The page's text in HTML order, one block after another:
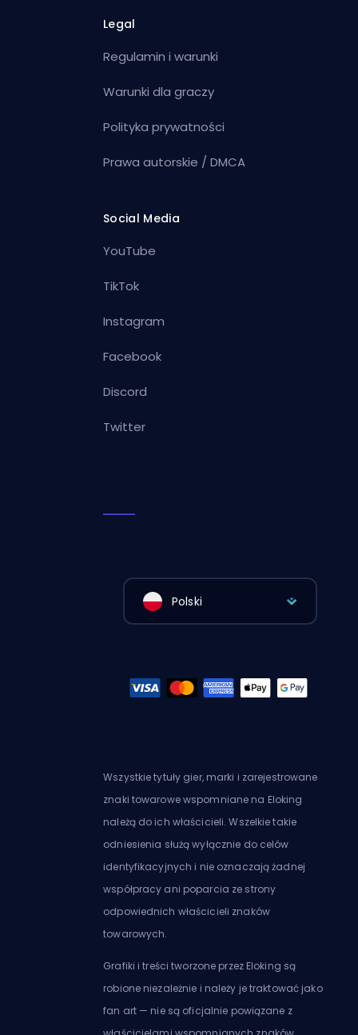
Legal
Regulamin i warunki
Warunki dla graczy
Polityka prywatności
Prawa autorskie / DMCA
Social Media
YouTube
TikTok
Instagram
Facebook
Discord
Twitter
Polski
Wszystkie tytuły gier, marki i zarejestrowane
znaki towarowe wspomniane na Eloking
należą do ich właścicieli. Wszelkie takie
odniesienia służą wyłącznie do celów
identyfikacyjnych i nie oznaczają żadnej
współpracy ani poparcia ze strony
odpowiednich właścicieli znaków
towarowych.
Grafiki i treści tworzone przez Eloking są
robione niezależnie i należy je traktować jako
fan art — nie są oficjalnie powiązane z